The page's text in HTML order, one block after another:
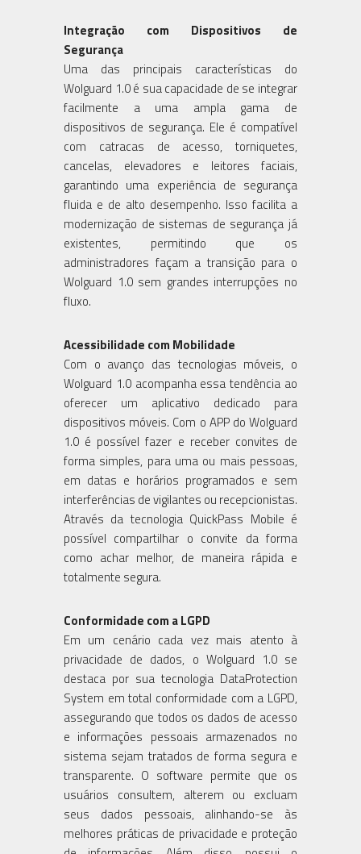
Integração com Dispositivos de
Segurança
Uma das principais características do
Wolguard 1.0 é sua capacidade de se integrar
facilmente a uma ampla gama de
dispositivos de segurança. Ele é compatível
com catracas de acesso, torniquetes,
cancelas, elevadores e leitores faciais,
garantindo uma experiência de segurança
fluida e de alto desempenho. Isso facilita a
modernização de sistemas de segurança já
existentes, permitindo que os
administradores façam a transição para o
Wolguard 1.0 sem grandes interrupções no
fluxo.
Acessibilidade com Mobilidade
Com o avanço das tecnologias móveis, o
Wolguard 1.0 acompanha essa tendência ao
oferecer um aplicativo dedicado para
dispositivos móveis. Com o APP do Wolguard
1.0 é possível fazer e receber convites de
forma simples, para uma ou mais pessoas,
em datas e horários programados e sem
interferências de vigilantes ou recepcionistas.
Através da tecnologia QuickPass Mobile é
possível compartilhar o convite da forma
como achar melhor, de maneira rápida e
totalmente segura.
Conformidade com a LGPD
Em um cenário cada vez mais atento à
privacidade de dados, o Wolguard 1.0 se
destaca por sua tecnologia DataProtection
System em total conformidade com a LGPD,
assegurando que todos os dados de acesso
e informações pessoais armazenados no
sistema sejam tratados de forma segura e
transparente. O software permite que os
usuários consultem, alterem ou excluam
seus dados pessoais, alinhando-se às
melhores práticas de privacidade e proteção